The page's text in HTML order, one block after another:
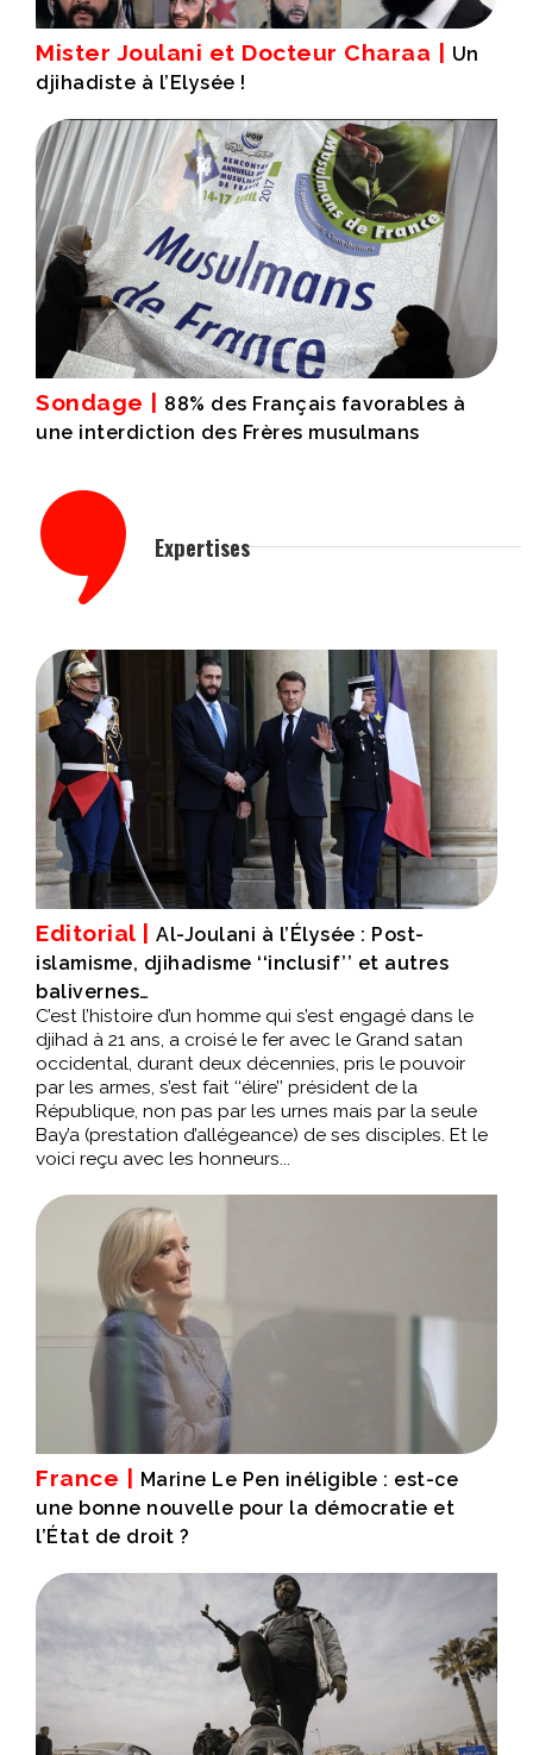
Mister Joulani et Docteur Charaa |
Un
djihadiste à l’Elysée !
Sondage |
88% des Français favorables à
une interdiction des Frères musulmans
Expertises
Editorial | Al-Joulani à l’Élysée : Post-
islamisme, djihadisme ‘‘inclusif’’ et autres
balivernes…
C’est l’histoire d’un homme qui s’est engagé dans le
djihad à 21 ans, a croisé le fer avec le Grand satan
occidental, durant deux décennies, pris le pouvoir
par les armes, s’est fait ‘‘élire’’ président de la
République, non pas par les urnes mais par la seule
Bay’a (prestation d’allégeance) de ses disciples. Et le
voici reçu avec les honneurs...
France |
Marine Le Pen inéligible : est-ce
une bonne nouvelle pour la démocratie et
l’État de droit ?